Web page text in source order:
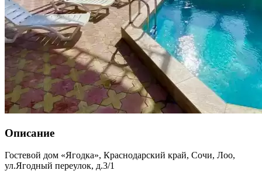
Описание
Гостевой дом «Ягодка», Краснодарский край, Сочи, Лоо,
ул.Ягодный переулок, д.3/1